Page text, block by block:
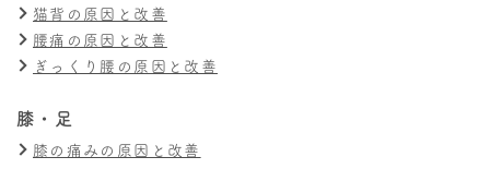
猫背の原因と改善
腰痛の原因と改善
ぎっくり腰の原因と改善
膝・足
膝の痛みの原因と改善